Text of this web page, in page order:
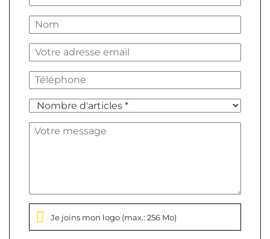
Je joins mon logo (max.: 256 Mo)